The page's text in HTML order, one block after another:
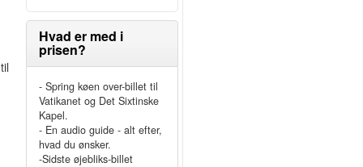
Hvad er med i
prisen?
- Spring køen over-billet til
Vatikanet og Det Sixtinske
Kapel.
- En audio guide - alt efter,
hvad du ønsker.
-Sidste øjebliks-billet